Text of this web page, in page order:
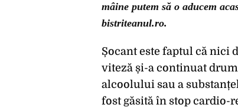
mâine putem să o aducem
bistriteanul.ro.
Șocant este faptul că nici
viteză și-a continuat
alcoolului sau a
fost găsită în stop cardio-